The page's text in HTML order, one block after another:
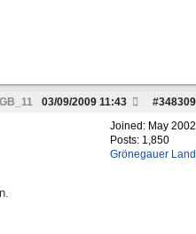
#348309
03/09/2009 11:43
Joined: May 2002
Posts: 1,850
Grönegauer Land